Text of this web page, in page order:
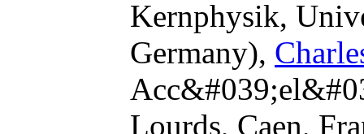
Kernphysik,
Germany),
Lourds, Caen,